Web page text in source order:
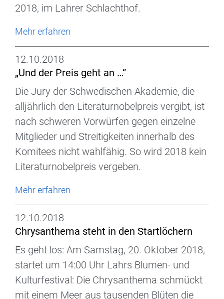
2018, im Lahrer Schlachthof.
Mehr erfahren
12.10.2018
„Und der Preis geht an …“
Die Jury der Schwedischen Akademie, die
alljährlich den Literaturnobelpreis vergibt, ist
nach schweren Vorwürfen gegen einzelne
Mitglieder und Streitigkeiten innerhalb des
Komitees nicht wahlfähig. So wird 2018 kein
Literaturnobelpreis vergeben.
Mehr erfahren
12.10.2018
Chrysanthema steht in den Startlöchern
Es geht los: Am Samstag, 20. Oktober 2018,
startet um 14:00 Uhr Lahrs Blumen- und
Kulturfestival: Die Chrysanthema schmückt
mit einem Meer aus tausenden Blüten die